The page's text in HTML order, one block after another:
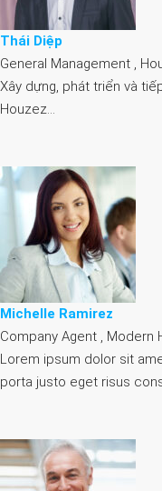
Thái Diệp
General Management ,
Xây dựng, phát triển và
Houzez…
Michelle Ramirez
Company Agent , Modern
Lorem ipsum dolor sit
porta justo eget risus